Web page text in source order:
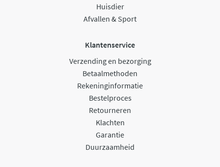
Huisdier
Afvallen & Sport
Klantenservice
Verzending en bezorging
Betaalmethoden
Rekeninginformatie
Bestelproces
Retourneren
Klachten
Garantie
Duurzaamheid